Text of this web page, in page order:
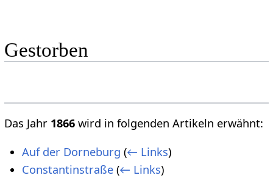
Gestorben
Das Jahr 1866wird in folgenden Artikeln erwähnt:
Auf der Dorneburg (← Links)
Constantinstraße (← Links)